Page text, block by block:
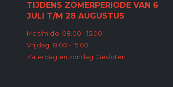
TIJDENS ZOMERPERIODE VAN 6
JULI T/M 28 AUGUSTUS
Ma t/m do: 08.00 - 15.00
Vrijdag: 8.00 - 15.00
Zaterdag en zondag: Gesloten